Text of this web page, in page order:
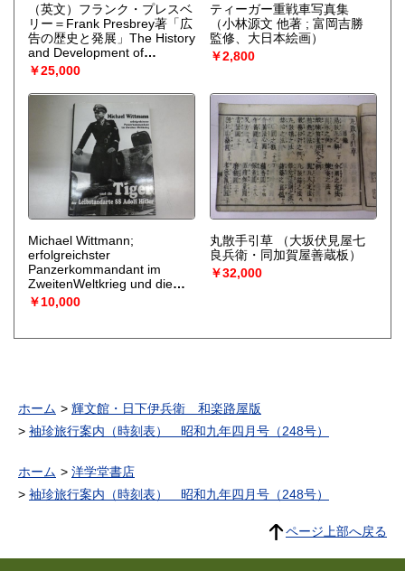
（英文）フランク・プレスベ
リー＝Frank Presbrey著「広
告の歴史と発展」The History
and Development of
Advertising. B5 642ｐ
Doubleday, Doran &
Company, Inc., 1929.
（Frank Presbrey）
￥25,000
ティーガー重戦車写真集
（小林源文 他著 ; 富岡吉勝
監修、大日本絵画）
￥2,800
Michael Wittmann;
erfolgreichster
Panzerkommandant im
ZweitenWeltkrieg und die
Tiger der Leibstandarte SS
Adolf Hitler.([ヴィットマン
たち」原本） （Patrick
￥10,000
丸散手引草
（大坂伏見屋七
良兵衛・同加賀屋善蔵板）
￥32,000
ホーム
輝文館・日下伊兵衛 和楽路屋版
袖珍旅行案内（時刻表） 昭和九年四月号（248号）
ホーム
洋学堂書店
袖珍旅行案内（時刻表） 昭和九年四月号（248号）
ページ上部へ戻る